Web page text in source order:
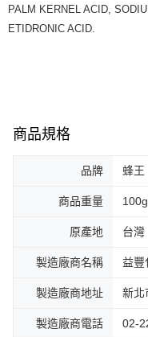
PALM KERNEL ACID,
ETIDRONIC ACID.
商品規格
品牌 蜂王
商品重量
原產地 台灣
製造廠商名稱 益豐
製造廠商地址 新北
製造廠商電話 02-